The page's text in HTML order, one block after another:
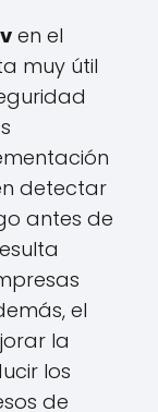
en el
muy útil
detectar
antes de
el
la
los
de